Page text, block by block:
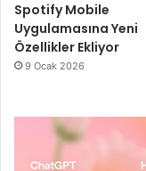
Spotify Mobile
Uygulamasına Yeni
Özellikler Ekliyor
9 Ocak 2026